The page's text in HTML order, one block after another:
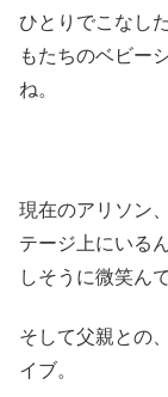
ひとりでこなし
もたちのベビー
ね。
現在のアリソン
テージ上にいる
しそうに微笑ん
そして父親との
イブ。